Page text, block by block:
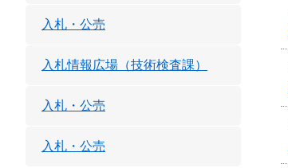
入札・公売
入札情報広場（技術検査課）
入札・公売
入札・公売